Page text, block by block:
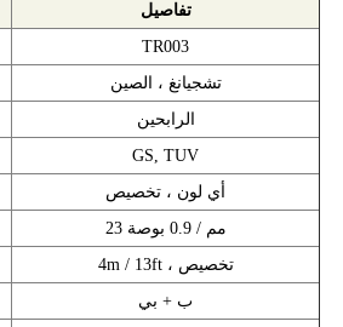
تفاصيل
TR003
تشجيانغ ، الصين
الرابحين
GS, TUV
أي لون ، تخصيص
23 مم / 0.9 بوصة
4m / 13ft ، تخصيص
ب + بي